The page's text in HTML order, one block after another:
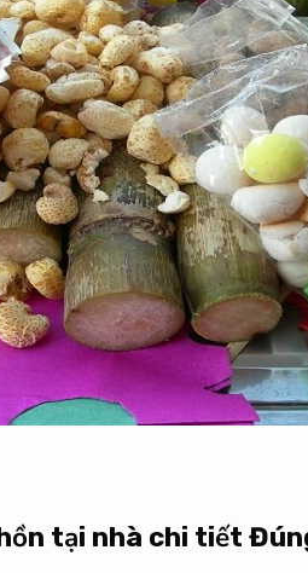
tại nhà chi tiết